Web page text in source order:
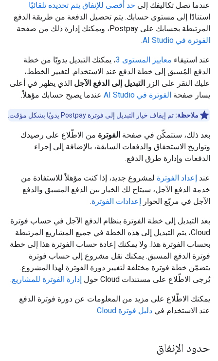
عندما تصل تكاليفك إلى حد أقصى للإنفاق يتم تحديده تلقائيًا
استنادًا إلى مستوى حسابك. يتم تحصيل الدفعة من طريقة الدفع
المرتبطة بحسابك على Postpay، ويمكنك إدارة ذلك من صفحة
الفوترة في AI Studio
.
عند استيفاء معايير المستوى 3
، يمكنك التبديل يدويًا من خطة
الدفع المُسبق إلى خطة الدفع عند الاستخدام. لتغيير الخطط،
عليك النقر على الزر التبديل إلى الدفع الآجل الذي يظهر في أعلى
يسار صفحة الفوترة في AI Studio عندما يصبح حسابك مؤهلاً.
ملاحظة: تم إيقاف خيار التبديل إلى فوترة Postpay يدويًا بشكل مؤقت.
بعد ذلك، ستتمكّن في صفحة الفوترة من الاطّلاع على رصيدك
وتواريخ الاستحقاق والدفعات السابقة، بالإضافة إلى إجراء
الدفعات وإدارة طرق الدفع.
عند إعداد الفوترة لمشروع جديد، إذا كنت مؤهلاً للاستفادة من
خدمة الدفع الآجل، سيتاح لك الخيار بين الدفع المسبق والدفع
الآجل في مربّع الحوار إعدادات الفوترة.
بعد التبديل إلى خطة الفوترة بنظام الدفع الآجل في حساب فوترة
Cloud، يتم التبديل إلى هذه الخطة في جميع المشاريع المرتبطة
بحساب الفوترة هذا. ولا يمكنك إعادة حساب الفوترة هذا إلى خطة
فوترة الدفع المسبق. يمكنك نقل مشروع إلى حساب فوترة
يتضمّن خطة فوترة مختلفة لتغيير دورة الفوترة لهذا المشروع.
يُرجى الاطّلاع على مستندات Cloud حول
إدارة الفوترة للمشاريع.
يمكنك الاطّلاع على مزيد من المعلومات عن دورة فوترة الدفع
عند الاستخدام في دليل فوترة Cloud .
حدود الإنفاق